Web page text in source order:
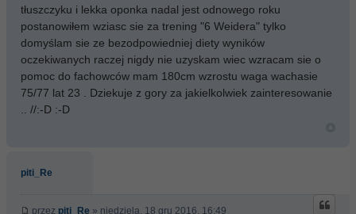
tłuszczyku i lekka oponka nadal jest odnowego roku
postanowiłem wziasc sie za trening "6 Weidera" tylko
domyślam sie ze bezodpowiedniej diety wyników
oczekiwanych raczej nigdy nie uzyskam wiec wzracam sie o
pomoc do fachowców mam 180cm wzrostu waga wachasie
75/77 lat 23 . Dziekuje z gory za jakielkolwiek zainteresowanie
.. //:-D :-D
piti_Re
przez piti_Re » niedziela, 18 gru 2016, 16:49